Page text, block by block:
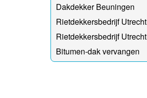
Dakdekker Beuningen
Rietdekkersbedrijf Utrecht
Rietdekkersbedrijf Utrecht
Bitumen-dak vervangen